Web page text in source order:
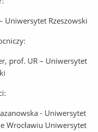
Uniwersytet Rzeszowski
prof. UR – Uniwersytet
- Uniwersytet
Wrocławiu Uniwersytet